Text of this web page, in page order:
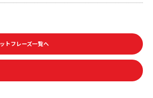
トフレーズ一覧へ